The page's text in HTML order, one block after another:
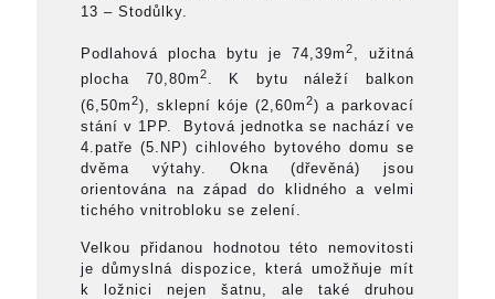
13 – Stodůlky.
Podlahová plocha bytu je 74,39m2, užitná
plocha 70,80m2. K bytu náleží balkon
(6,50m2), sklepní kóje (2,60m2) a parkovací
stání v 1PP. Bytová jednotka se nachází ve
4.patře (5.NP) cihlového bytového domu se
dvěma výtahy. Okna (dřevěná) jsou
orientována na západ do klidného a velmi
tichého vnitrobloku se zelení.
Velkou přidanou hodnotou této nemovitosti
je důmyslná dispozice, která umožňuje mít
k ložnici nejen šatnu, ale také druhou